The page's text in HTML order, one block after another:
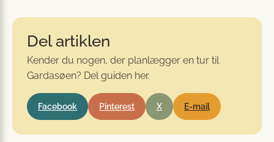
Del artiklen
Kender du nogen, der planlægger en tur til
Gardasøen? Del guiden her.
Facebook Pinterest X E-mail